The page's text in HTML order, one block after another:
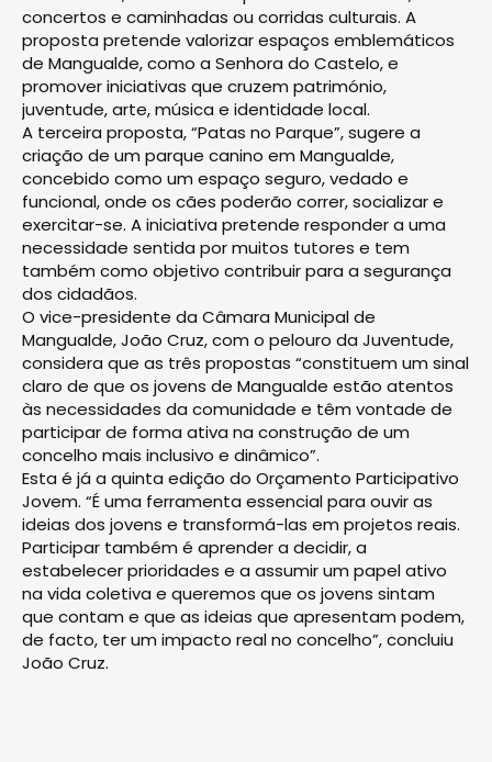
concertos e caminhadas ou corridas culturais. A
proposta pretende valorizar espaços emblemáticos
de Mangualde, como a Senhora do Castelo, e
promover iniciativas que cruzem património,
juventude, arte, música e identidade local.
A terceira proposta, “Patas no Parque”, sugere a
criação de um parque canino em Mangualde,
concebido como um espaço seguro, vedado e
funcional, onde os cães poderão correr, socializar e
exercitar-se. A iniciativa pretende responder a uma
necessidade sentida por muitos tutores e tem
também como objetivo contribuir para a segurança
dos cidadãos.
O vice-presidente da Câmara Municipal de
Mangualde, João Cruz, com o pelouro da Juventude,
considera que as três propostas “constituem um sinal
claro de que os jovens de Mangualde estão atentos
às necessidades da comunidade e têm vontade de
participar de forma ativa na construção de um
concelho mais inclusivo e dinâmico”.
Esta é já a quinta edição do Orçamento Participativo
Jovem. “É uma ferramenta essencial para ouvir as
ideias dos jovens e transformá-las em projetos reais.
Participar também é aprender a decidir, a
estabelecer prioridades e a assumir um papel ativo
na vida coletiva e queremos que os jovens sintam
que contam e que as ideias que apresentam podem,
de facto, ter um impacto real no concelho”, concluiu
João Cruz.